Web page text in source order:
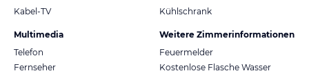
Kabel-TV
Multimedia
Telefon
Fernseher
Kühlschrank
Weitere Zimmerinformationen
Feuermelder
Kostenlose Flasche Wasser